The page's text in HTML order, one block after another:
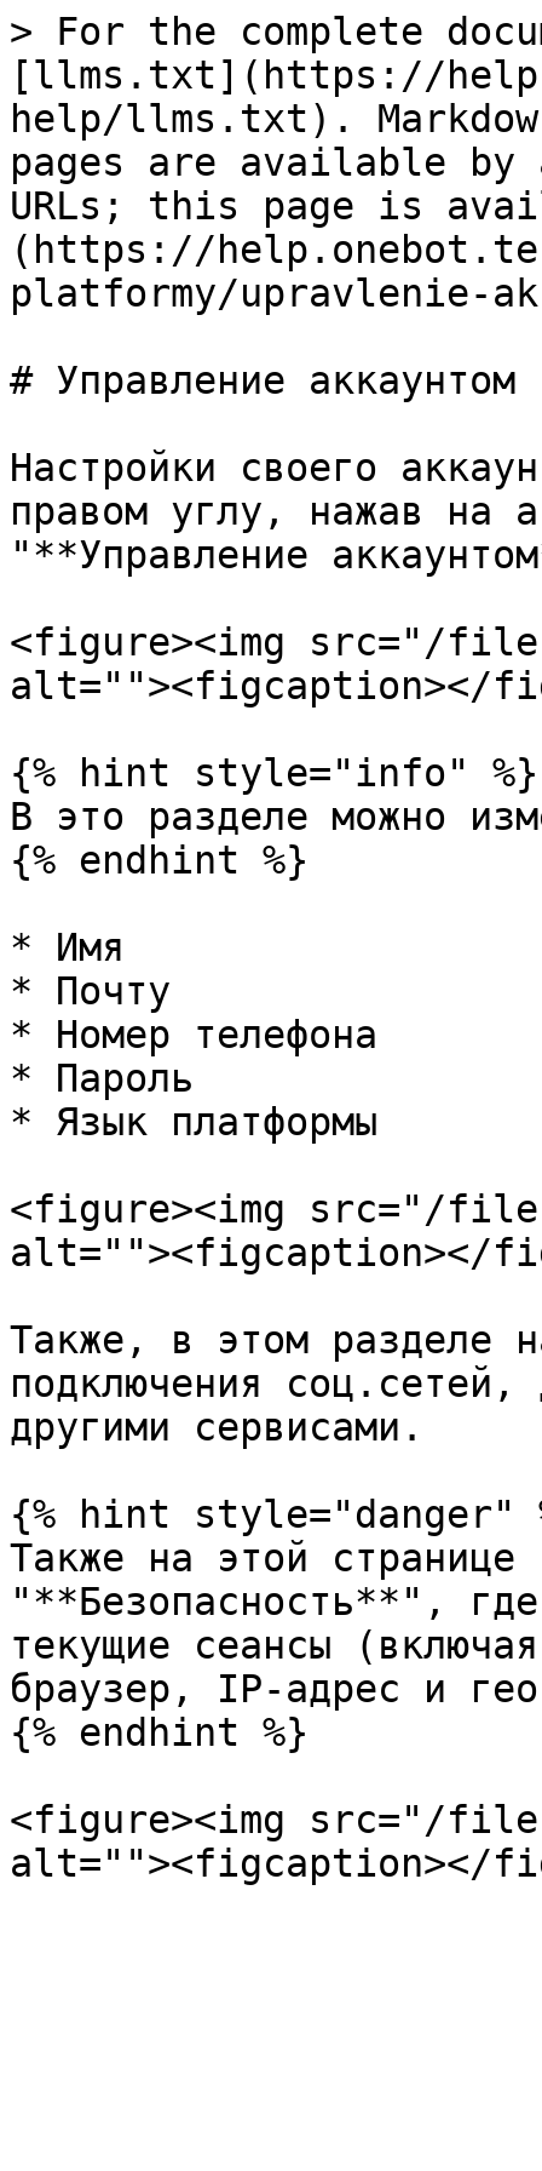
> For the complete
[llms.txt](https://
help/llms.txt).
pages are available by
URLs; this page is
(https://
platformy/upravlenie-
# Управление аккаунтом
Настройки своего
правом углу, нажав на
"**Управление
<figure><img src="/files/
alt=""><figcaption></
{% hint style="info" %}
В это разделе можно
{% endhint %}
* Имя
* Почту
* Номер телефона
* Пароль
* Язык платформы
<figure><img src="/
alt=""><figcaption></
Также, в этом разделе
подключения соц.сетей,
другими сервисами.
{% hint style="danger"
Также на этой странице
"**Безопасность**",
текущие сеансы
браузер, IP-адрес и
{% endhint %}
<figure><img src="/files/